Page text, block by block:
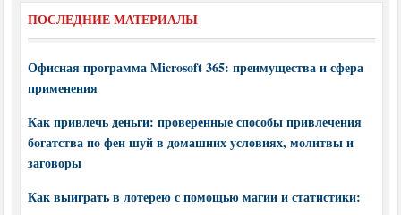
ПОСЛЕДНИЕ МАТЕРИАЛЫ
Офисная программа Microsoft 365: преимущества и сфера
применения
Как привлечь деньги: проверенные способы привлечения
богатства по фен шуй в домашних условиях, молитвы и
заговоры
Как выиграть в лотерею с помощью магии и статистики: